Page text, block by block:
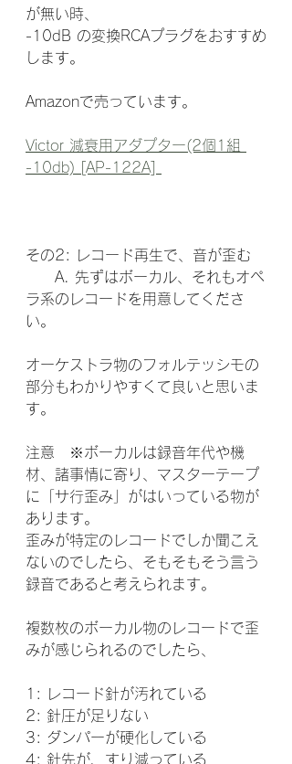
が無い時、
-10dB の変換RCAプラグをおすすめ
します。
Amazonで売っています。
Victor 減衰用アダプター(2個1組
-10db) [AP-122A]
その2: レコード再生で、音が歪む
A. 先ずはボーカル、それもオペ
ラ系のレコードを用意してくださ
い。
オーケストラ物のフォルテッシモの
部分もわかりやすくて良いと思いま
す。
注意　※ボーカルは録音年代や機
材、諸事情に寄り、マスターテープ
に「サ行歪み」がはいっている物が
あります。
歪みが特定のレコードでしか聞こえ
ないのでしたら、そもそもそう言う
録音であると考えられます。
複数枚のボーカル物のレコードで歪
みが感じられるのでしたら、
1: レコード針が汚れている
2: 針圧が足りない
3: ダンパーが硬化している
4: 針先が、すり減っている